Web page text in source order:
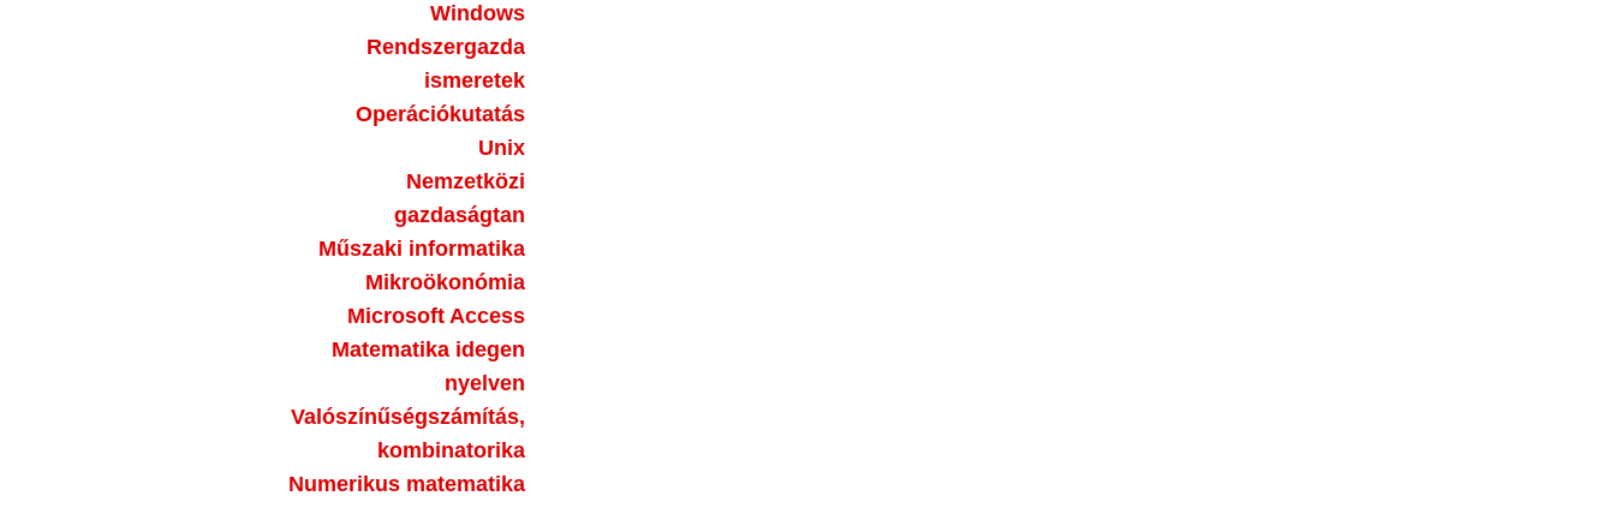
Windows
Rendszergazda
ismeretek
Operációkutatás
Unix
Nemzetközi
gazdaságtan
Műszaki informatika
Mikroökonómia
Microsoft Access
Matematika idegen
nyelven
Valószínűségszámítás,
kombinatorika
Numerikus matematika